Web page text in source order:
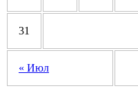
« Июл
31